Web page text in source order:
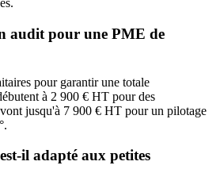
audit pour une PME de
pour garantir une totale
à 2 900 € HT pour des
jusqu'à 7 900 € HT pour un pilotage
il adapté aux petites